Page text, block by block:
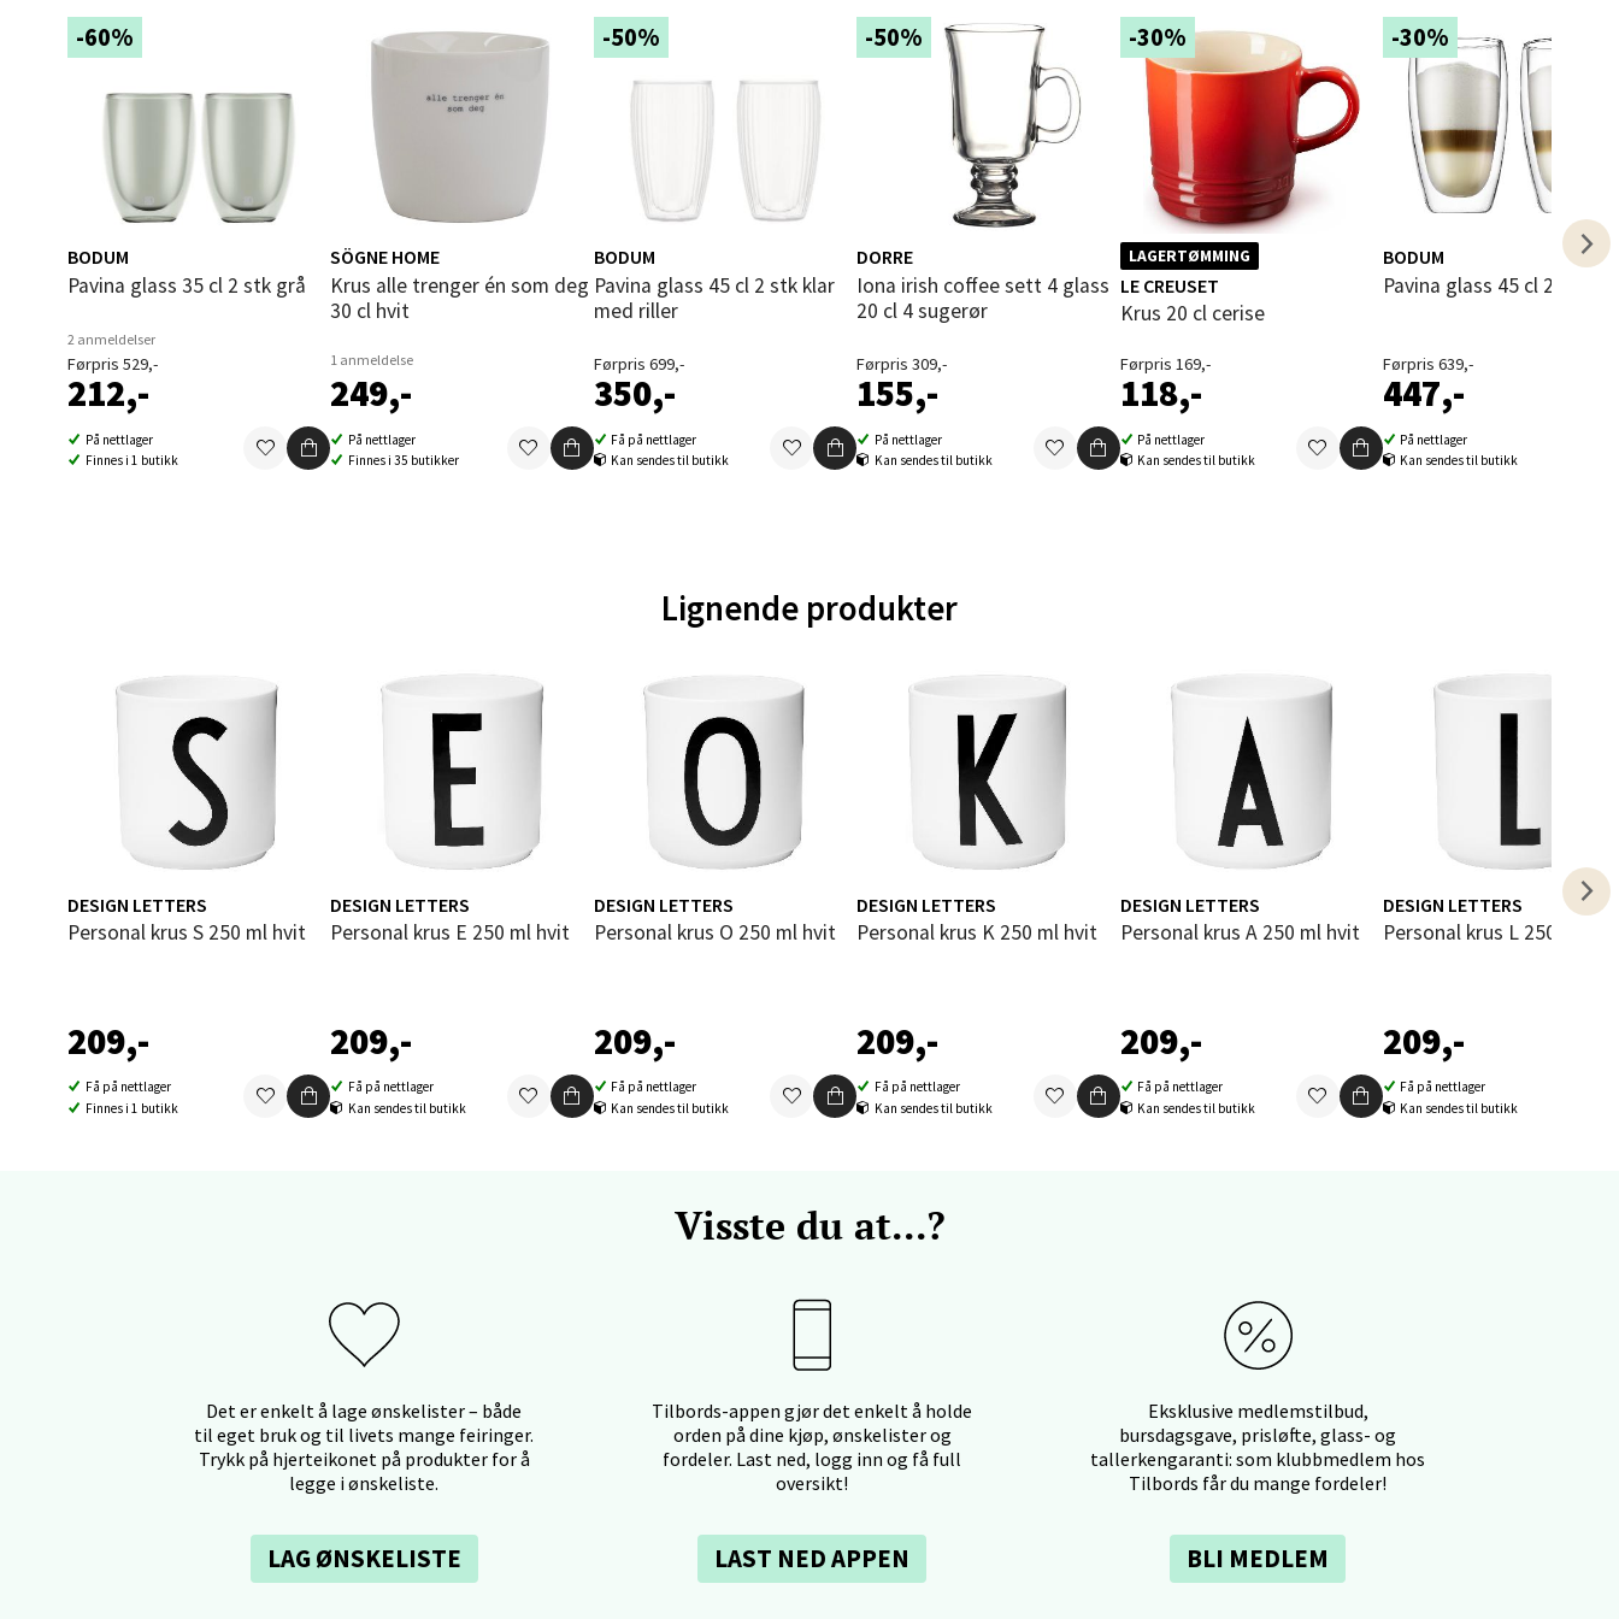
-60%
BODUM
Pavina glass 35 cl 2 stk grå
2 anmeldelser
Førpris 529,-
212,-
På nettlager
Finnes i 1 butikk
SÖGNE HOME
Krus alle trenger én som deg
30 cl hvit
1 anmeldelse
249,-
På nettlager
Finnes i 35 butikker
-50%
BODUM
Pavina glass 45 cl 2 stk klar
med riller
Førpris 699,-
350,-
Få på nettlager
Kan sendes til butikk
-50%
DORRE
Iona irish coffee sett 4 glass
20 cl 4 sugerør
Førpris 309,-
155,-
På nettlager
Kan sendes til butikk
-30%
LAGERTØMMING
LE CREUSET
Krus 20 cl cerise
Førpris 169,-
118,-
På nettlager
Kan sendes til butikk
-30%
BODUM
Pavina glass 45 cl 2 stk
Førpris 639,-
447,-
På nettlager
Kan sendes til butikk
Lignende produkter
DESIGN LETTERS
Personal krus S 250 ml hvit
209,-
Få på nettlager
Finnes i 1 butikk
DESIGN LETTERS
Personal krus E 250 ml hvit
209,-
Få på nettlager
Kan sendes til butikk
DESIGN LETTERS
Personal krus O 250 ml hvit
209,-
Få på nettlager
Kan sendes til butikk
DESIGN LETTERS
Personal krus K 250 ml hvit
209,-
Få på nettlager
Kan sendes til butikk
DESIGN LETTERS
Personal krus A 250 ml hvit
209,-
Få på nettlager
Kan sendes til butikk
DESIGN LETTERS
Personal krus L 250 ml
209,-
Få på nettlager
Kan sendes til butikk
Visste du at...?
Det er enkelt å lage ønskelister – både
til eget bruk og til livets mange feiringer.
Trykk på hjerteikonet på produkter for å
legge i ønskeliste.
LAG ØNSKELISTE
Tilbords-appen gjør det enkelt å holde
orden på dine kjøp, ønskelister og
fordeler. Last ned, logg inn og få full
oversikt!
LAST NED APPEN
Eksklusive medlemstilbud,
bursdagsgave, prisløfte, glass- og
tallerkengaranti: som klubbmedlem hos
Tilbords får du mange fordeler!
BLI MEDLEM
Åpent i dag 09-19
Ålesund - Thon Senter Moa
Langelandsvegen 25, 6010 Ålesund
0 i butikk
Molde - Moldetorget
Torget 1, 6413 Molde
Åpent i dag 10-20
Velg
Narvik - Thon Senter Malmporten
Åpent i dag 10-20
Velg
Bergen - Oasen Senter
Folke Bernadottes vei 52, 5147 Fyllingsdalen
0 i butikk
Oppdal - Aunasenteret
Aunasenteret, Sunndalsvegen 3, 7340 Oppdal
Åpent i dag 10-19
Orkanger - Thon Senter Orkanger
Thon Senter Orkanger, Orkdalsveien 113, 7300 Orkanger
Sandvika - Thon Senter Sandvika